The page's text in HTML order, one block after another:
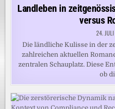
Landleben in
versus
24.
Die ländliche Kulisse in der
zahlreichen aktuellen
zentralen Schauplatz. Diese
ob